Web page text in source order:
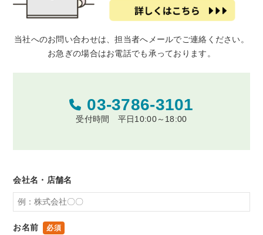
当社へのお問い合わせは、担当者へメールでご連絡ください。
お急ぎの場合はお電話でも承っております。
03-3786-3101
受付時間 平日10:00～18:00
会社名・店舗名
お名前 必須